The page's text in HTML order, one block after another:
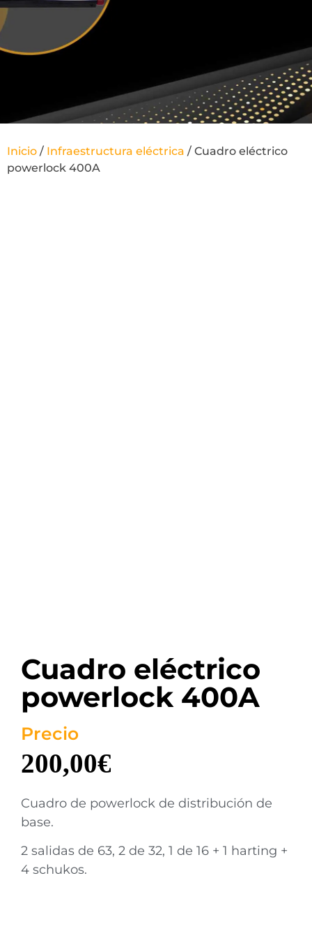
Inicio / Infraestructura eléctrica / Cuadro eléctrico
powerlock 400A
Cuadro eléctrico
powerlock 400A
Precio
200,00€
Cuadro de powerlock de distribución de
base.
2 salidas de 63, 2 de 32, 1 de 16 + 1 harting +
4 schukos.